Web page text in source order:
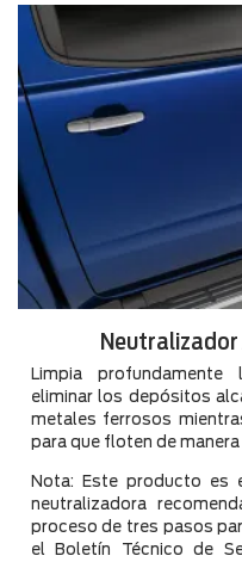
Limpia
eliminar los depósitos
metales ferrosos
para que floten de
Nota: Este producto es
neutralizadora
proceso de tres pasos
el Boletín Técnico de